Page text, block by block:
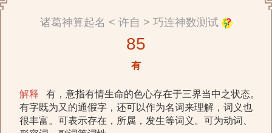
诸葛神算起名 < 许自 > 巧连神数测试
85
有
解释
有，意指有情生命的色心存在于三界当中之状态。
有字既为又的通假字，还可以作为名词来理解，词义也
很丰富。可表示存在，所属，发生等词义。可为动词、